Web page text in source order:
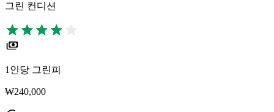
그린 컨디션
1인당 그린피
₩240,000